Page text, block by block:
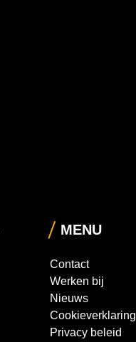
MENU
Contact
Werken bij
Nieuws
Cookieverklaring
Privacy beleid